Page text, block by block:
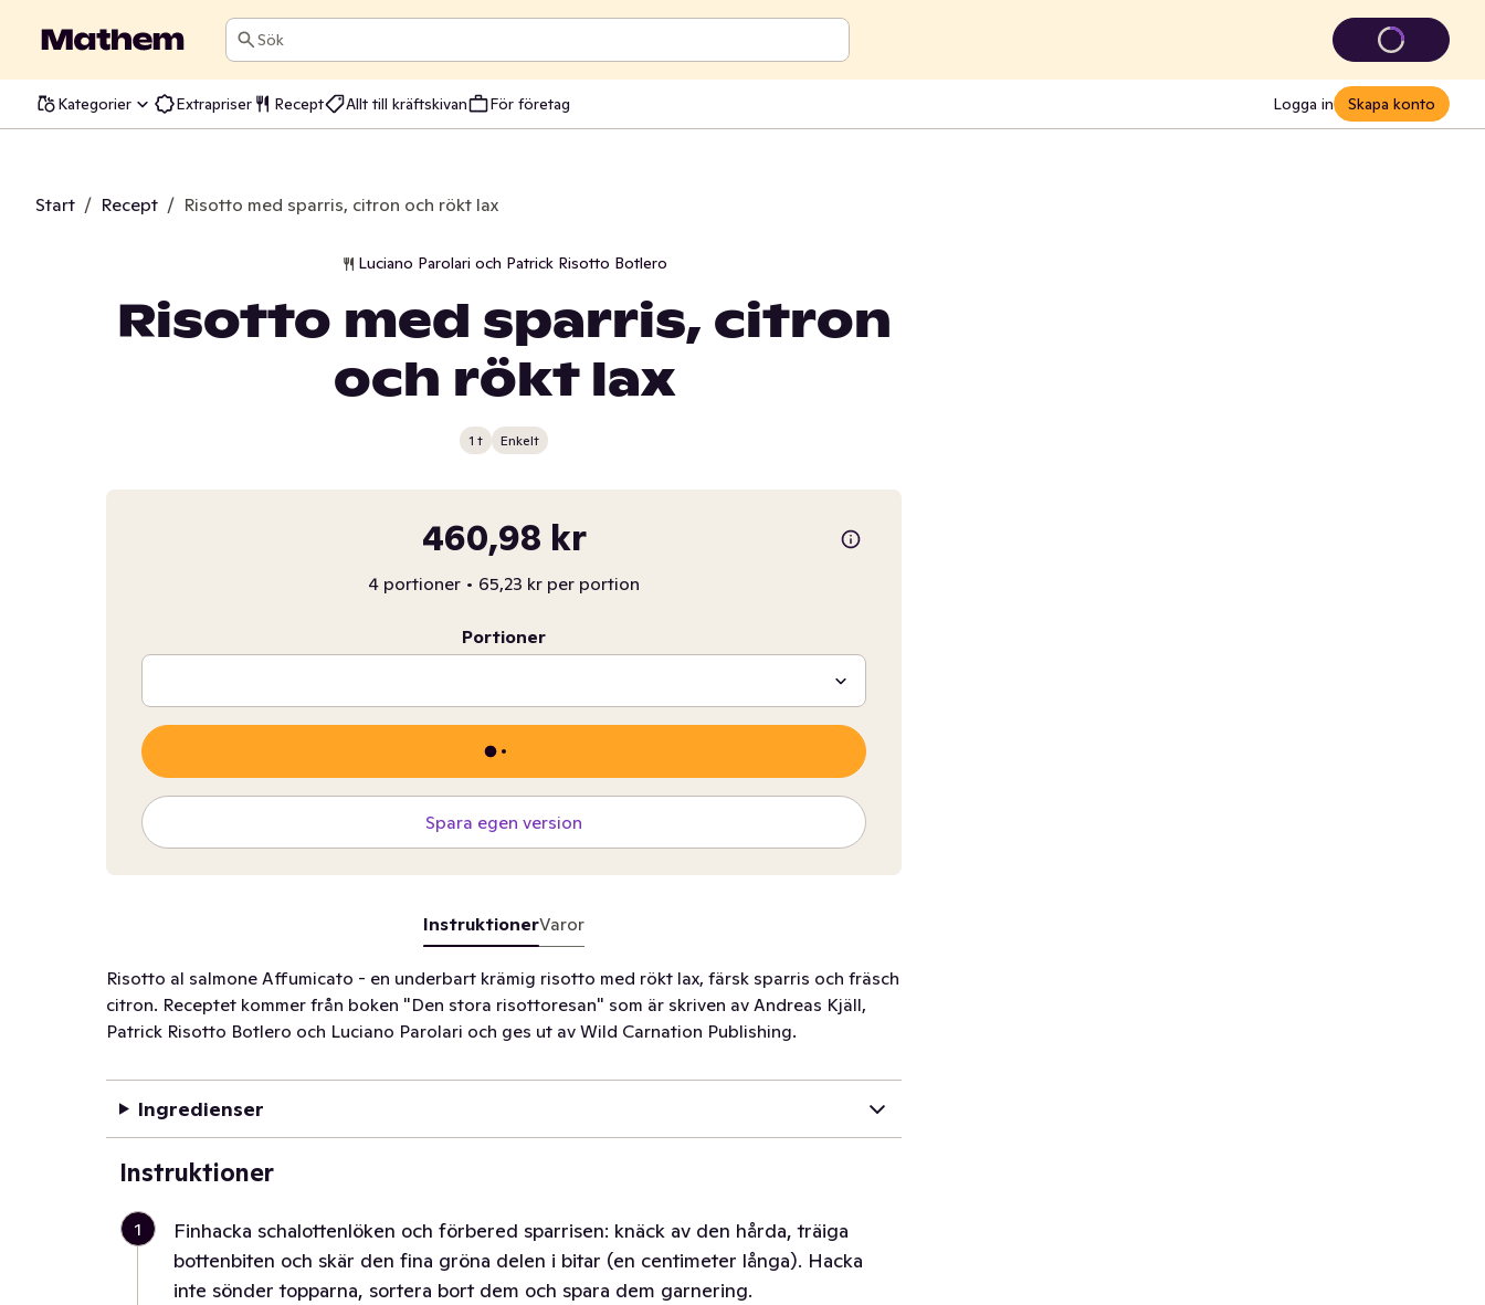
Sök
Kategorier Extrapriser Recept Allt till kräftskivan För företag Logga in Skapa konto
Start / Recept / Risotto med sparris, citron och rökt lax
Luciano Parolari och Patrick Risotto Botlero
Risotto med sparris, citron
och rökt lax
1 t Enkelt
460,98 kr
4 portioner • 65,23 kr per portion
Portioner
Spara egen version
InstruktionerVaror
Risotto al salmone Affumicato - en underbart krämig risotto med rökt lax, färsk sparris och fräsch
citron. Receptet kommer från boken "Den stora risottoresan" som är skriven av Andreas Kjäll,
Patrick Risotto Botlero och Luciano Parolari och ges ut av Wild Carnation Publishing.
Ingredienser
Instruktioner
1
Finhacka schalottenlöken och förbered sparrisen: knäck av den hårda, träiga
bottenbiten och skär den fina gröna delen i bitar (en centimeter långa). Hacka
inte sönder topparna, sortera bort dem och spara dem garnering.